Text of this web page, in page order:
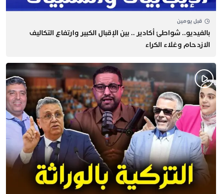
قبل يومين
بالفيديو.. شواطئ أكادير .. بين الإقبال الكبير وارتفاع التكاليف
الازدحام وغلاء الكراء